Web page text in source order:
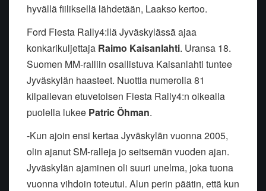
hyvällä fiiliksellä lähdetään, Laakso kertoo.
Ford Fiesta Rally4:llä Jyväskylässä ajaa
konkarikuljettaja Raimo Kaisanlahti. Uransa 18.
Suomen MM-ralliin osallistuva Kaisanlahti tuntee
Jyväskylän haasteet. Nuottia numerolla 81
kilpailevan etuvetoisen Fiesta Rally4:n oikealla
puolella lukee Patric Öhman.
-Kun ajoin ensi kertaa Jyväskylän vuonna 2005,
olin ajanut SM-ralleja jo seitsemän vuoden ajan.
Jyväskylän ajaminen oli suuri unelma, joka tuona
vuonna vihdoin toteutui. Alun perin päätin, että kun